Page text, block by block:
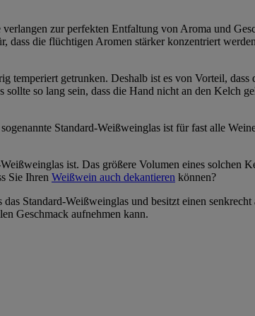
zur perfekten Entfaltung von Aroma und
dass die flüchtigen Aromen stärker konzentriert
getrunken. Deshalb ist es von Vorteil,
so lang sein, dass die Hand nicht an den Kelch
Standard-Weißweinglas ist für fast alle
ist. Das größere Volumen eines solchen
Sie Ihren Weißwein auch dekantieren können?
Standard-Weißweinglas und besitzt einen
Geschmack aufnehmen kann.